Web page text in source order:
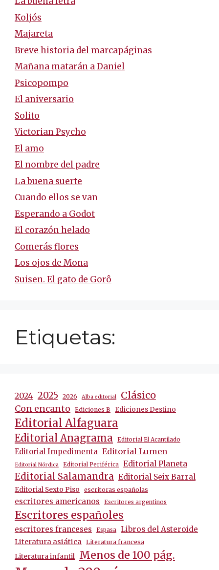
Koljós
Majareta
Breve historia del marcapáginas
Mañana matarán a Daniel
Psicopompo
El aniversario
Solito
Victorian Psycho
El amo
El nombre del padre
La buena suerte
Cuando ellos se van
Esperando a Godot
El corazón helado
Comerás flores
Los ojos de Mona
Suisen. El gato de Gorô
Etiquetas:
2024 2025 2026 Alba editorial Clásico
Con encanto Ediciones B Ediciones Destino
Editorial Alfaguara
Editorial Anagrama Editorial El Acantilado
Editorial Impedimenta Editorial Lumen
Editorial Nórdica Editorial Periférica Editorial Planeta
Editorial Salamandra Editorial Seix Barral
Editorial Sexto Piso escritoras españolas
escritores americanos Escritores argentinos
Escritores españoles
escritores franceses Espasa Libros del Asteroide
Literatura asiática Literatura francesa
Literatura infantil Menos de 100 pág.